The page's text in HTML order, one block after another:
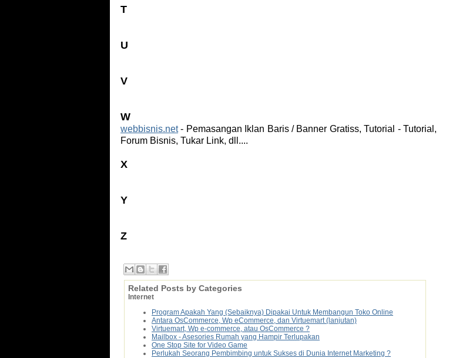
T
U
V
W
webbisnis.net- Pemasangan Iklan Baris / Banner Gratiss, Tutorial - Tutorial,
Forum Bisnis, Tukar Link, dll....
X
Y
Z
Related Posts by Categories
Internet
Program Apakah Yang (Sebaiknya) Dipakai Untuk Membangun Toko Online
Antara OsCommerce, Wp eCommerce, dan Virtuemart (lanjutan)
Virtuemart, Wp e-commerce, atau OsCommerce ?
Mailbox - Asesories Rumah yang Hampir Terlupakan
One Stop Site for Video Game
Perlukah Seorang Pembimbing untuk Sukses di Dunia Internet Marketing ?